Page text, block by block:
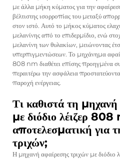
με άλλα μήκη κύματος για την
βέλτιστης ισορροπίας του μεταξύ
στον ιστό. Αυτό το μήκος κύματος
μελανίνης από το επιδερμίδιο, ενώ
μελανίνη των θυλακίων, μειώνοντας
υπερπιγμεντώσεων. Το μηχάνημα
808 nm διαθέτει επίσης προηγμένα
περαιτέρω την ασφάλεια
παροχή ενέργειας.
Τι καθιστά τη
με διόδιο λέιζερ
αποτελεσματική για
τριχών;
Η μηχανή αφαίρεσης τριχών με διόδιο